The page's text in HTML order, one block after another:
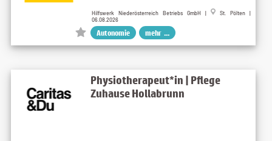
Hilfswerk Niederösterreich Betriebs GmbH |
St. Pölten |
06.08.2026
Autonomie mehr ...
Physiotherapeut*in | Pflege
Zuhause Hollabrunn